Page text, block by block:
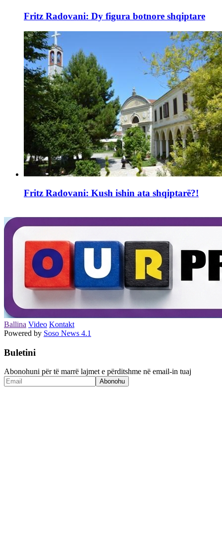
Fritz Radovani: Dy figura botnore shqiptare
Fritz Radovani: Kush ishin ata shqiptarë?!
Ballina Video Kontakt
Powered by Soso News 4.1
Buletini
Abonohuni për të marrë lajmet e përditshme në email-in tuaj
Abonohu